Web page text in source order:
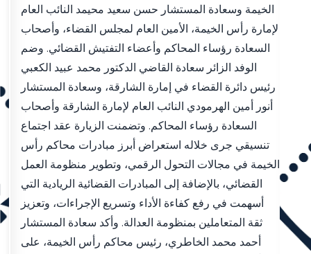
الخيمة وسعادة المستشار حسن سعيد محيمد النائب العام
لإمارة رأس الخيمة، الأمين العام لمجلس القضاء، وأصحاب
السعادة رؤساء المحاكم وأعضاء التفتيش القضائي. وضم
الوفد الزائر سعادة القاضي الدكتور محمد عبيد الكعبي
رئيس دائرة القضاء في إمارة الشارقة، وسعادة المستشار
أنور أمين الهرمودي النائب العام لإمارة الشارقة وأصحاب
السعادة رؤساء المحاكم. وتضمنت الزيارة عقد اجتماع
تنسيقي جرى خلاله استعراض أبرز مبادرات محاكم رأس
الخيمة في مجالات التحول الرقمي، وتطوير منظومة العمل
القضائي، بالإضافة إلى المبادرات القضائية الريادية التي
أسهمت في رفع كفاءة الأداء وتسريع الإجراءات، وتعزيز
ثقة المتعاملين بمنظومة العدالة. وأكد سعادة المستشار
أحمد محمد الخاطري، رئيس محاكم رأس الخيمة، على